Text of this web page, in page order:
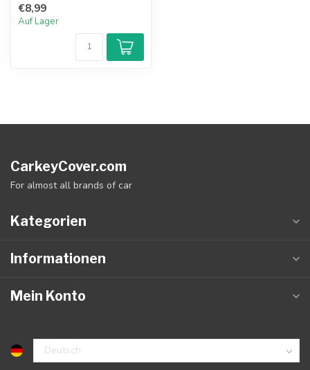
€8,99
Auf Lager
CarkeyCover.com
For almost all brands of car
Kategorien
Informationen
Mein Konto